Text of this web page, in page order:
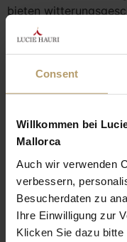
Consent
Willkommen bei
Mallorca
Auch wir verwenden
verbessern,
Besucherdaten zu
Ihre Einwilligung zur
Klicken Sie dazu bitte
bieten
vorderen Bereich
Terrassenflächen
Lichtphasen;
sowie der Parc
Bauqualität und
Lage nahe der Küste.
MAISONETTE-
KATHEDRALBLICK